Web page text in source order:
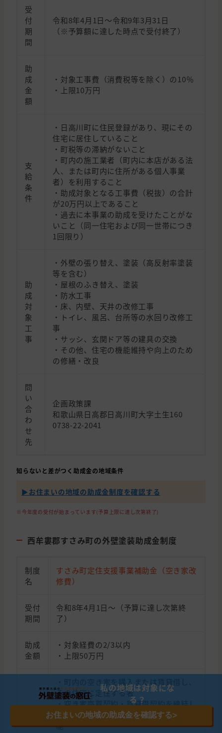
受
付
期
間
令和8年4月1日～令和9年3月31日
（※予算額に達した時点で受付終了）
助
成
金
額
・対象工事費（消費税等を除く）の10％
・上限10万円
支
給
条
件
・日高川町に住民登録があり、現にその
住宅に居住していること
・町税等の滞納がないこと
・町内の施工業者（町内に本店がある法
人、または町内に住所がある個人事業
者）を利用すること
・助成対象となる工事費（税抜）の合計
が20万円以上であること
・過去に本事業の助成を受けたことがな
いこと（同一住宅および同一世帯につき
1回限り）
助
成
対
象
工
事
・外壁の張り替え、塗装（高反射率塗装
等を含む）
・屋根のふき替え、塗装
・防水工事
・床、内壁、天井の改修工事
・トイレ、風呂、台所等の水回り改修工
事
・サッシ、玄関ドア等の建具の交換
・その他、住宅の機能維持や向上のため
の修繕・改良
問
い
合
わ
せ
先
企画政策課
和歌山県日高郡日高川町大字土生160
0738-22-2041
知らないと差がつく助成金の地域条件
▶︎お住まいの地域の助成金制度を確認する
※今年度の受付が始まっています(予算上限に達し次第終了)
西牟婁郡すさみ町の外壁塗装助成金制度
制度
名
すさみ町定住支援事業補助金（空き家改
修費）
受付
期間
令和8年4月1日〜（予算に達し次第終
了）
助成
金額
・対象経費の2/3以内
・上限50万円
・町内の空き家を購入または賃貸借し、
その住宅に定住する者
・空き家売買契約・賃貸借契約を締結し
た空き家所有者（売主・貸主）も申請可
能
私の地域は対象にな
る？
お住まいの地域の助成金を確認する>